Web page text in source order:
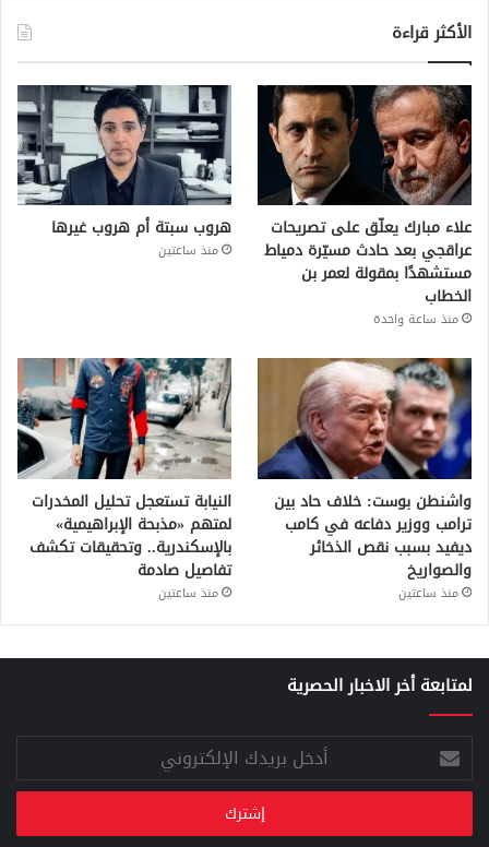
الأكثر قراءة
علاء مبارك يعلّق على تصريحات
عراقجي بعد حادث مسيّرة دمياط
مستشهدًا بمقولة لعمر بن
الخطاب
منذ ساعة واحدة
هروب سبتة أم هروب غيرها
منذ ساعتين
واشنطن بوست: خلاف حاد بين
ترامب ووزير دفاعه في كامب
ديفيد بسبب نقص الذخائر
والصواريخ
منذ ساعتين
النيابة تستعجل تحليل المخدرات
لمتهم «مذبحة الإبراهيمية»
بالإسكندرية.. وتحقيقات تكشف
تفاصيل صادمة
منذ ساعتين
لمتابعة أخر الاخبار الحصرية
أدخل
بريدك
الإلكتروني